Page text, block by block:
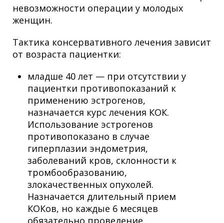
невозможности операции у молодых
женщин.
Тактика консервативного лечения зависит
от возраста пациентки:
младше 40 лет — при отсутствии у
пациентки противопоказаний к
применению эстрогенов,
назначается курс лечения КОК.
Использование эстрогенов
противопоказано в случае
гиперплазии эндометрия,
заболеваний кров, склонности к
тромбообразованию,
злокачественных опухолей.
Назначается длительный прием
КОКов, но каждые 6 месяцев
обязательно проведение